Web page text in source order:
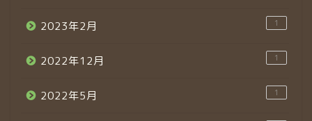
2023年2月 1
2022年12月 1
2022年5月 1